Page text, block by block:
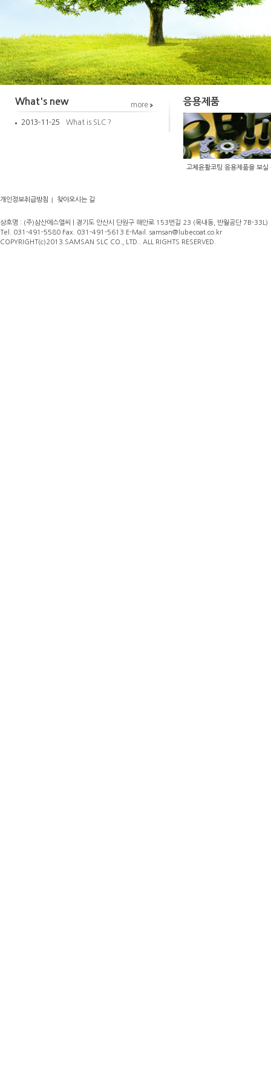
What's new
2013-11-25 What is SLC ?
more 응용제품
고체윤활코팅 응용제품을 보실
개인정보취급방침 찾아오시는 길
상호명 : (주)삼산에스엘씨 | 경기도 안산시 단원구 해안로 153번길 23 (목내동, 반월공단 7B-33L)
Tel. 031-491-5580 Fax. 031-491-5613 E-Mail. samsan@lubecoat.co.kr
COPYRIGHT(c)2013.SAMSAN SLC CO., LTD.. ALL RIGHTS RESERVED.